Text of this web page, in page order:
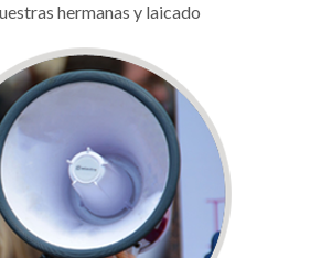
hermanas y laicado